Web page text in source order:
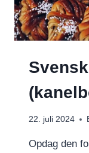
22. juli 2024
Opdag den